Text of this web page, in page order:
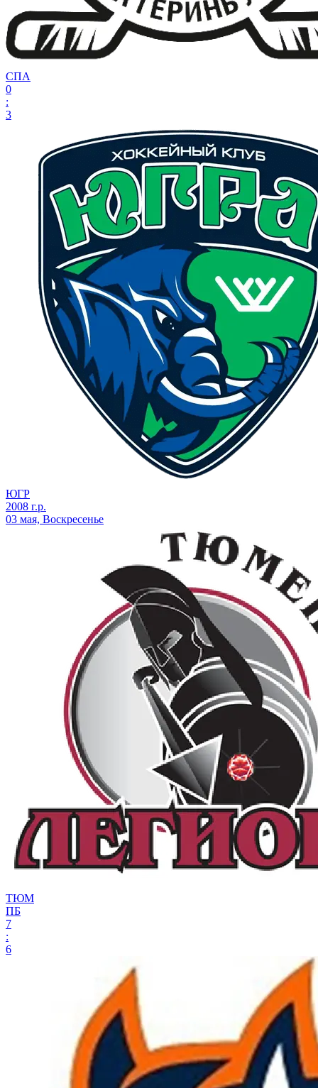
СПА
0
:
3
ЮГР
2008 г.р.
03 мая, Воскресенье
ТЮМ
ПБ
7
:
6